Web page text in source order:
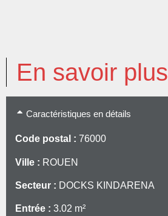
En savoir plus
Caractéristiques en détails
Code postal : 76000
Ville : ROUEN
Secteur : DOCKS KINDARENA
Entrée : 3.02 m²